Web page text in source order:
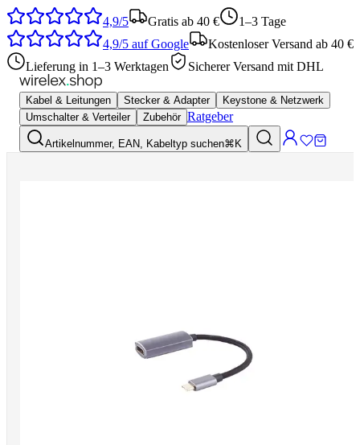
4,9/5 Gratis ab 40 €
1–3 Tage
4,9/5 auf Google
Kostenloser Versand ab 40 €
Lieferung in 1–3 Werktagen
Sicherer Versand mit DHL
Kabel & Leitungen Stecker & Adapter
Keystone & Netzwerk
Umschalter & Verteiler
Zubehör Ratgeber
Artikelnummer, EAN, Kabeltyp suchen⌘K